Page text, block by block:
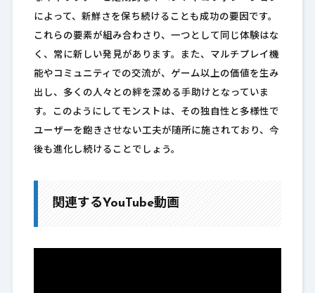
によって、新鮮さを保ち続けることも成功の要因です。
これらの要素が組み合わさり、一つとして同じ体験はな
く、常に新しい発見があります。また、マルチプレイ機
能やコミュニティでの交流が、ゲーム以上の価値を生み
出し、多くの人々との絆を深める手助けとなっていま
す。このようにしてモンストは、その独自性と多様性で
ユーザーを飽きさせない工夫が随所に施されており、今
後も進化し続けることでしょう。
関連するYouTube動画